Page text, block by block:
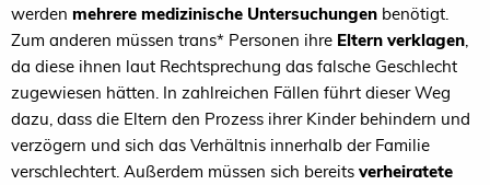
werden mehrere medizinische Untersuchungen benötigt.
Zum anderen müssen trans* Personen ihre Eltern verklagen,
da diese ihnen laut Rechtsprechung das falsche Geschlecht
zugewiesen hätten. In zahlreichen Fällen führt dieser Weg
dazu, dass die Eltern den Prozess ihrer Kinder behindern und
verzögern und sich das Verhältnis innerhalb der Familie
verschlechtert. Außerdem müssen sich bereits verheiratete